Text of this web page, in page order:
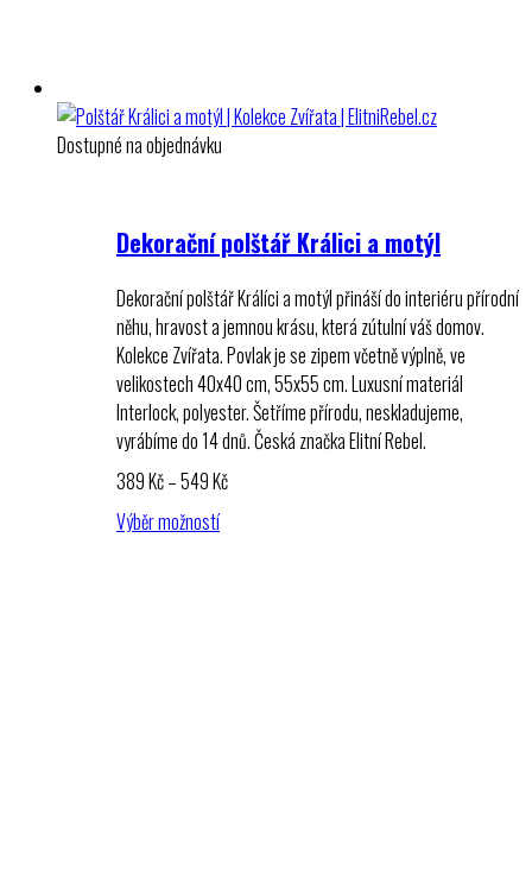
Dostupné na objednávku
Dekorační polštář Králici a motýl
Dekorační polštář Králíci a motýl přináší do interiéru přírodní
něhu, hravost a jemnou krásu, která zútulní váš domov.
Kolekce Zvířata. Povlak je se zipem včetně výplně, ve
velikostech 40x40 cm, 55x55 cm. Luxusní materiál
Interlock, polyester. Šetříme přírodu, neskladujeme,
vyrábíme do 14 dnů. Česká značka Elitní Rebel.
389Kč–549KčRozpětí
Výběr možností